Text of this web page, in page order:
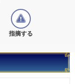
指摘する